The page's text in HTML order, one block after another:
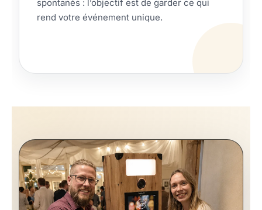
spontanés : l’objectif est de garder ce qui
rend votre événement unique.